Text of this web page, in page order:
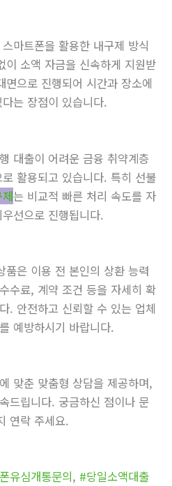
마트폰을 활용한 내구제 방식
이 소액 자금을 신속하게 지원받
으로 진행되어 시간과 장소에
는 장점이 있습니다.
대출이 어려운 금융 취약계층
활용되고 있습니다. 특히 선불
는 비교적 빠른 처리 속도를 자
선으로 진행됩니다.
품은 이용 전 본인의 상환 능력
수료, 계약 조건 등을 자세히 확
. 안전하고 신뢰할 수 있는 업체
예방하시기 바랍니다.
맞춘 맞춤형 상담을 제공하며,
드립니다. 궁금하신 점이나 문
연락 주세요.
유심개통문의, #당일소액대출